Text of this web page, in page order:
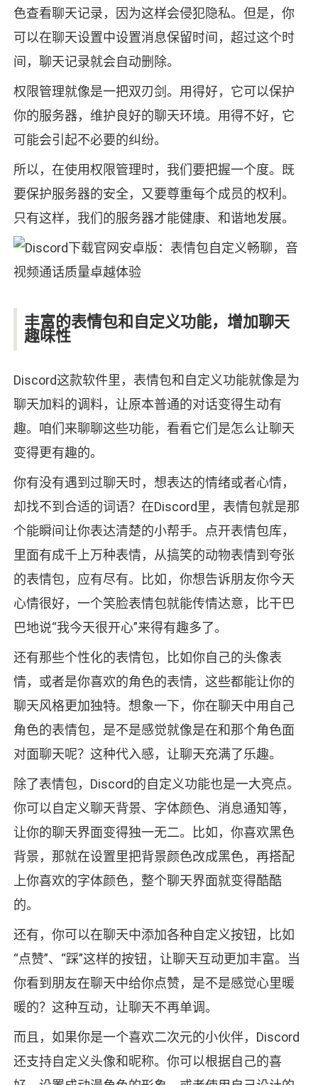
色查看聊天记录，因为这样会侵犯隐私。但是，你
可以在聊天设置中设置消息保留时间，超过这个时
间，聊天记录就会自动删除。
权限管理就像是一把双刃剑。用得好，它可以保护
你的服务器，维护良好的聊天环境。用得不好，它
可能会引起不必要的纠纷。
所以，在使用权限管理时，我们要把握一个度。既
要保护服务器的安全，又要尊重每个成员的权利。
只有这样，我们的服务器才能健康、和谐地发展。
丰富的表情包和自定义功能，增加聊天
趣味性
Discord这款软件里，表情包和自定义功能就像是为
聊天加料的调料，让原本普通的对话变得生动有
趣。咱们来聊聊这些功能，看看它们是怎么让聊天
变得更有趣的。
你有没有遇到过聊天时，想表达的情绪或者心情，
却找不到合适的词语？在Discord里，表情包就是那
个能瞬间让你表达清楚的小帮手。点开表情包库，
里面有成千上万种表情，从搞笑的动物表情到夸张
的表情包，应有尽有。比如，你想告诉朋友你今天
心情很好，一个笑脸表情包就能传情达意，比干巴
巴地说“我今天很开心”来得有趣多了。
还有那些个性化的表情包，比如你自己的头像表
情，或者是你喜欢的角色的表情，这些都能让你的
聊天风格更加独特。想象一下，你在聊天中用自己
角色的表情包，是不是感觉就像是在和那个角色面
对面聊天呢？这种代入感，让聊天充满了乐趣。
除了表情包，Discord的自定义功能也是一大亮点。
你可以自定义聊天背景、字体颜色、消息通知等，
让你的聊天界面变得独一无二。比如，你喜欢黑色
背景，那就在设置里把背景颜色改成黑色，再搭配
上你喜欢的字体颜色，整个聊天界面就变得酷酷
的。
还有，你可以在聊天中添加各种自定义按钮，比如
“点赞”、“踩”这样的按钮，让聊天互动更加丰富。当
你看到朋友在聊天中给你点赞，是不是感觉心里暖
暖的？这种互动，让聊天不再单调。
而且，如果你是一个喜欢二次元的小伙伴，Discord
还支持自定义头像和昵称。你可以根据自己的喜